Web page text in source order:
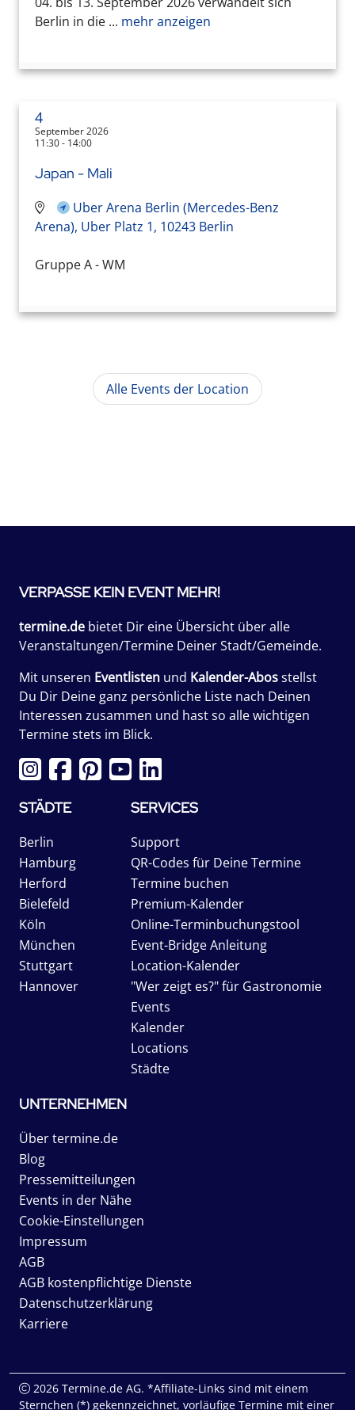
Berlin in die ... mehr anzeigen
4
September 2026
11:30 - 14:00
Japan - Mali
Uber Arena Berlin (Mercedes-Benz
Arena), Uber Platz 1, 10243 Berlin
Gruppe A - WM
Alle Events der Location
VERPASSE KEIN EVENT MEHR!
termine.de bietet Dir eine Übersicht über alle
Veranstaltungen/Termine Deiner Stadt/Gemeinde.
Mit unseren Eventlisten und Kalender-Abosstellst
Du Dir Deine ganz persönliche Liste nach Deinen
Interessen zusammen und hast so alle wichtigen
Termine stets im Blick.
STÄDTE
Berlin
Hamburg
Herford
Bielefeld
Köln
München
Stuttgart
Hannover
SERVICES
Support
QR-Codes für Deine Termine
Termine buchen
Premium-Kalender
Online-Terminbuchungstool
Event-Bridge Anleitung
Location-Kalender
"Wer zeigt es?" für Gastronomie
Events
Kalender
Locations
Städte
UNTERNEHMEN
Über termine.de
Blog
Pressemitteilungen
Events in der Nähe
Cookie-Einstellungen
Impressum
AGB
AGB kostenpflichtige Dienste
Datenschutzerklärung
Karriere
2026 Termine.de AG. *Affiliate-Links sind mit einem
Sternchen (*) gekennzeichnet, vorläufige Termine mit einer